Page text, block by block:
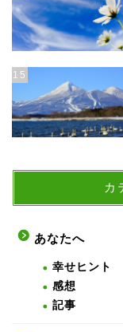
15
カ
あなたへ
幸せヒント
感想
記事